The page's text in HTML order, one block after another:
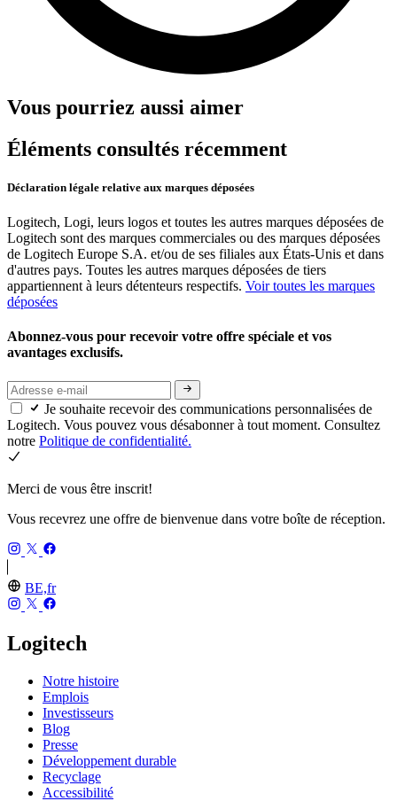
Vous pourriez aussi aimer
Éléments consultés récemment
Déclaration légale relative aux marques déposées
Logitech, Logi, leurs logos et toutes les autres marques déposées de
Logitech sont des marques commerciales ou des marques déposées
de Logitech Europe S.A. et/ou de ses filiales aux États-Unis et dans
d'autres pays. Toutes les autres marques déposées de tiers
appartiennent à leurs détenteurs respectifs. Voir toutes les marques
déposées
Abonnez-vous pour recevoir votre offre spéciale et vos
avantages exclusifs.
Je souhaite recevoir des communications personnalisées de
Logitech. Vous pouvez vous désabonner à tout moment. Consultez
notre Politique de confidentialité.
Merci de vous être inscrit!
Vous recevrez une offre de bienvenue dans votre boîte de réception.
BE,fr
Logitech
Notre histoire
Emplois
Investisseurs
Blog
Presse
Développement durable
Recyclage
Accessibilité